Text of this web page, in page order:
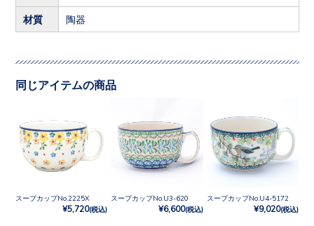
材質 陶器
同じアイテムの商品
スープカップNo.2225X
¥5,720(税込)
スープカップNo.U3-620
¥6,600(税込)
スープカップNo.U4-5172
¥9,020(税込)